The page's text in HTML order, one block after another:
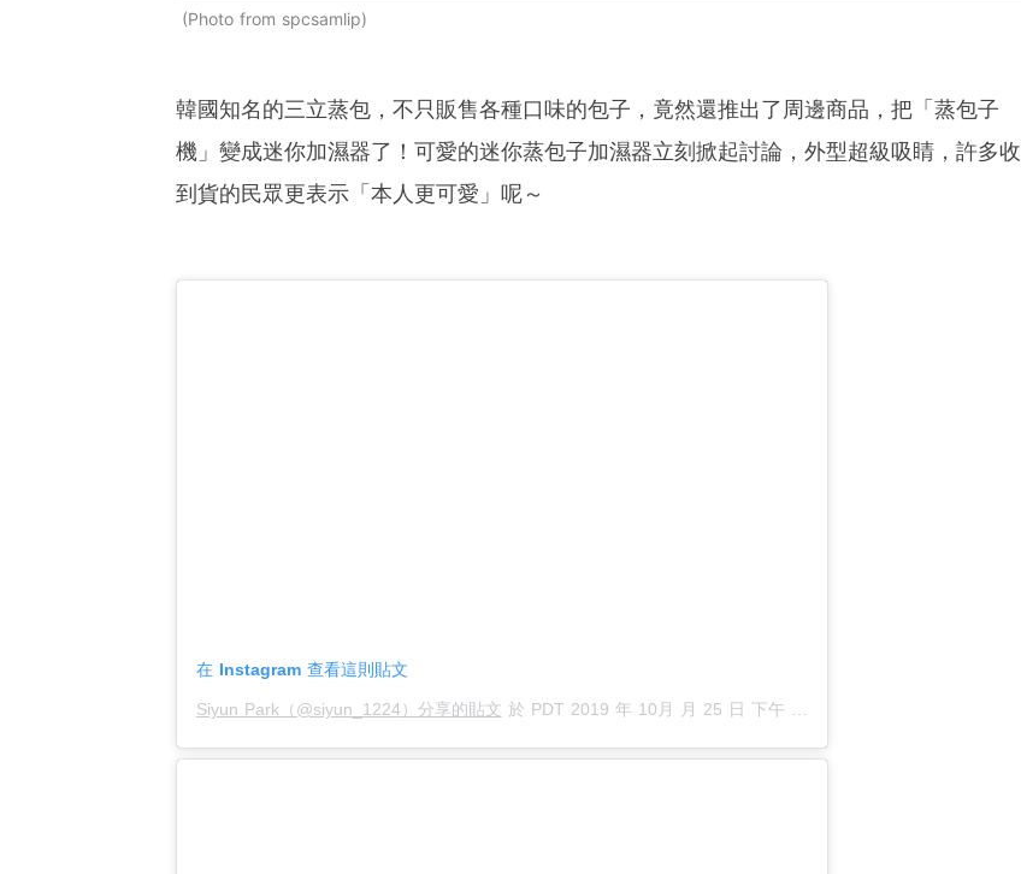
Photo from spcsamlip
韓國知名的三立蒸包，不只販售各種口味的包子，竟然還推出了周邊商品，把「蒸包子
機」變成迷你加濕器了！可愛的迷你蒸包子加濕器立刻掀起討論，外型超級吸睛，許多收
到貨的民眾更表示「本人更可愛」呢～
在 Instagram 查看這則貼文
Siyun Park（@siyun_1224）分享的貼文 於 PDT 2019 年 10月 月 25 日 下午 11:33